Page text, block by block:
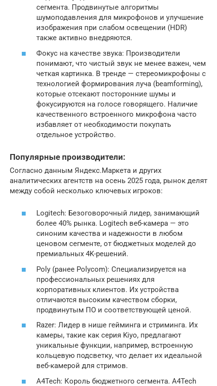
сегмента. Продвинутые алгоритмы
шумоподавления для микрофонов и улучшение
изображения при слабом освещении (HDR)
также активно внедряются.
Фокус на качестве звука: Производители
понимают, что чистый звук не менее важен, чем
четкая картинка. В тренде — стереомикрофоны с
технологией формирования луча (beamforming),
которые отсекают посторонние шумы и
фокусируются на голосе говорящего. Наличие
качественного встроенного микрофона часто
избавляет от необходимости покупать
отдельное устройство.
Популярные производители:
Согласно данным Яндекс.Маркета и других
аналитических агентств на осень 2025 года, рынок делят
между собой несколько ключевых игроков:
Logitech: Безоговорочный лидер, занимающий
более 40% рынка. Logitech веб-камера — это
синоним качества и надежности в любом
ценовом сегменте, от бюджетных моделей до
премиальных 4K-решений.
Poly (ранее Polycom): Специализируется на
профессиональных решениях для
корпоративных клиентов. Их устройства
отличаются высоким качеством сборки,
продвинутым ПО и соответствующей ценой.
Razer: Лидер в нише гейминга и стриминга. Их
камеры, такие как серия Kiyo, предлагают
уникальные функции, например, встроенную
кольцевую подсветку, что делает их идеальной
веб-камерой для стримов.
A4Tech: Король бюджетного сегмента. A4Tech